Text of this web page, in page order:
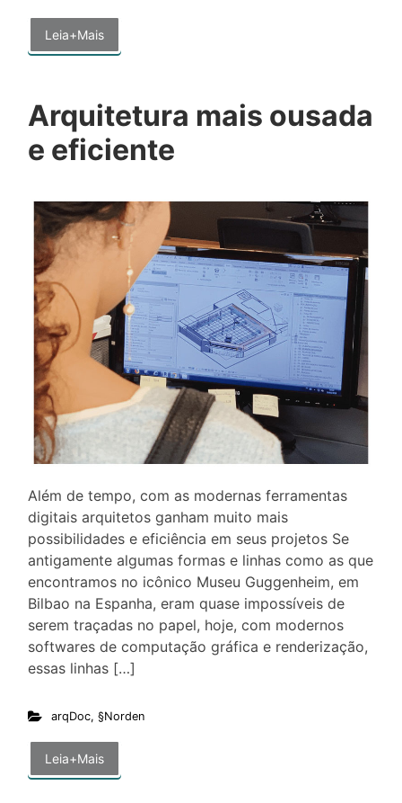
Leia+Mais
Arquitetura mais ousada
e eficiente
Além de tempo, com as modernas ferramentas
digitais arquitetos ganham muito mais
possibilidades e eficiência em seus projetos Se
antigamente algumas formas e linhas como as que
encontramos no icônico Museu Guggenheim, em
Bilbao na Espanha, eram quase impossíveis de
serem traçadas no papel, hoje, com modernos
softwares de computação gráfica e renderização,
essas linhas […]
arqDoc, §Norden
Leia+Mais